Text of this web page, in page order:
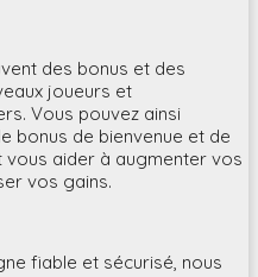
des bonus et des
joueurs et
Vous pouvez ainsi
bonus de bienvenue et de
aider à augmenter vos
vos gains.
fiable et sécurisé, nous